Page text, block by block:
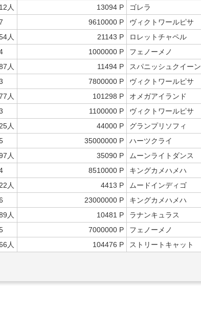
人
13094 P ゴレラ
9610000 P
ヴィクトワールピサ
人
21143 P ロレットチャペル
1000000 P
フェノーメノ
人
11494 P スパニッシュクイーン
7800000 P
ヴィクトワールピサ
人
101298 P オメガアイランド
1100000 P
ヴィクトワールピサ
25人
44000 P グランプリソフィ
35000000 P
ハーツクライ
人
35090 P ムーンライトダンス
8510000 P
キングカメハメハ
人
4413 P ムードインディゴ
23000000 P
キングカメハメハ
人
10481 P ラナンキュラス
7000000 P
フェノーメノ
人
104476 P ストリートキャット